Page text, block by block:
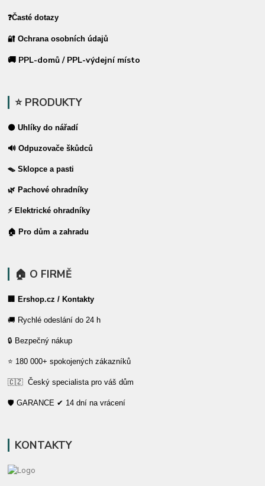
❓Časté dotazy
🔐 Ochrana osobních údajů
🚚 PPL-domů / PPL-výdejní místo
⭐ PRODUKTY
⚫ Uhlíky do nářadí
🔊 Odpuzovače škůdců
🪤 Sklopce a pasti
🌿 Pachové ohradníky
⚡ Elektrické ohradníky
🏠 Pro dům a zahradu
🏠 O FIRMĚ
🏢 Ershop.cz / Kontakty
🚚 Rychlé odeslání do 24 h
🔒 Bezpečný nákup
⭐ 180 000+ spokojených zákazníků
🇨🇿 Český specialista pro váš dům
🛡️ GARANCE ✔ 14 dní na vrácení
KONTAKTY